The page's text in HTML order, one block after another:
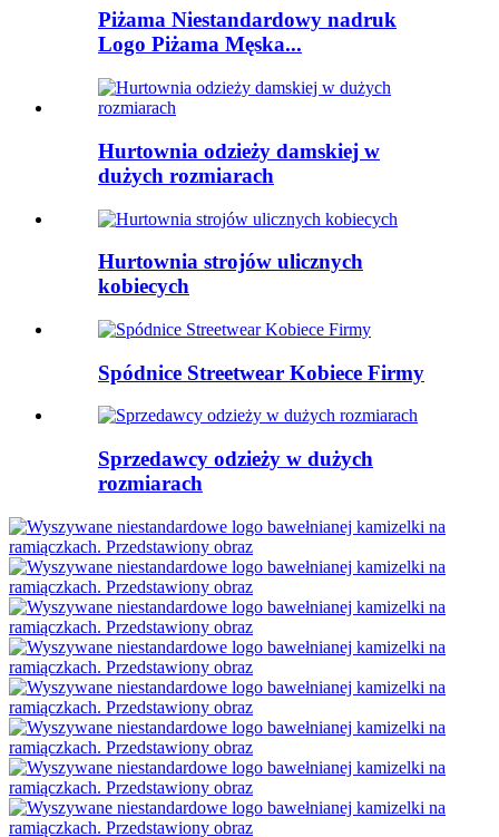
Piżama Niestandardowy nadruk
Logo Piżama Męska...
Hurtownia odzieży damskiej w
dużych rozmiarach
Hurtownia strojów ulicznych
kobiecych
Spódnice Streetwear Kobiece Firmy
Sprzedawcy odzieży w dużych
rozmiarach